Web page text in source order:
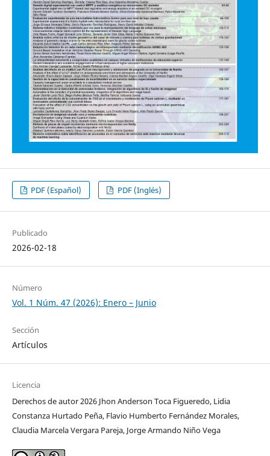
PDF (Español) PDF (Inglés)
Publicado
2026-02-18
Número
Vol. 1 Núm. 47 (2026): Enero – Junio
Sección
Artículos
Licencia
Derechos de autor 2026 Jhon Anderson Toca Figueredo, Lidia
Constanza Hurtado Peña, Flavio Humberto Fernández Morales,
Claudia Marcela Vergara Pareja, Jorge Armando Niño Vega